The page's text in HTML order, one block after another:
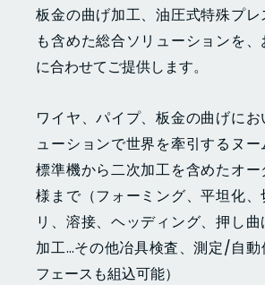
板金の曲げ加工、油圧式特殊プ
も含めた総合ソリューションを
に合わせてご提供します。
ワイヤ、パイプ、板金の曲げにお
ューションで世界を牽引するヌー
標準機から二次加工を含めたオ
様まで（フォーミング、平坦化
リ、溶接、ヘッディング、押し
加工…その他冶具検査、測定/自
フェースも組込可能）